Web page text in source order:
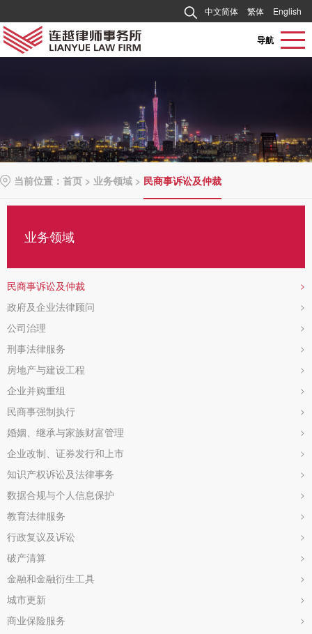
中文简体 繁体 English
导航
当前位置： 首页 > 业务领域 > 民商事诉讼及仲裁
业务领域
民商事诉讼及仲裁 >
政府及企业法律顾问 >
公司治理 >
刑事法律服务 >
房地产与建设工程 >
企业并购重组 >
民商事强制执行 >
婚姻、继承与家族财富管理 >
企业改制、证券发行和上市 >
知识产权诉讼及法律事务 >
数据合规与个人信息保护 >
教育法律服务 >
行政复议及诉讼 >
破产清算 >
金融和金融衍生工具 >
城市更新 >
商业保险服务 >